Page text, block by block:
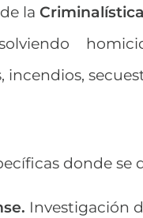
laCriminalística
incendios,
donde se
Investigación